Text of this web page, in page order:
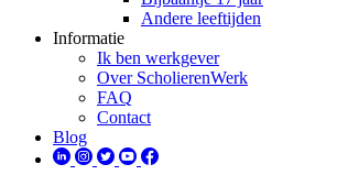
Andere leeftijden
Informatie
Ik ben werkgever
Over ScholierenWerk
FAQ
Contact
Blog